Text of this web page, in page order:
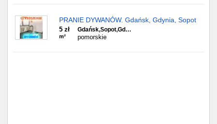
PRANIE DYWANÓW. Gdańsk, Gdynia, Sopot
5 zł
m²
Gdańsk,Sopot,Gd…
pomorskie